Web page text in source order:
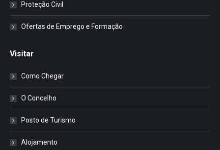
Proteção Civil
Ofertas de Emprego e Formação
Visitar
Como Chegar
O Concelho
Posto de Turismo
Alojamento